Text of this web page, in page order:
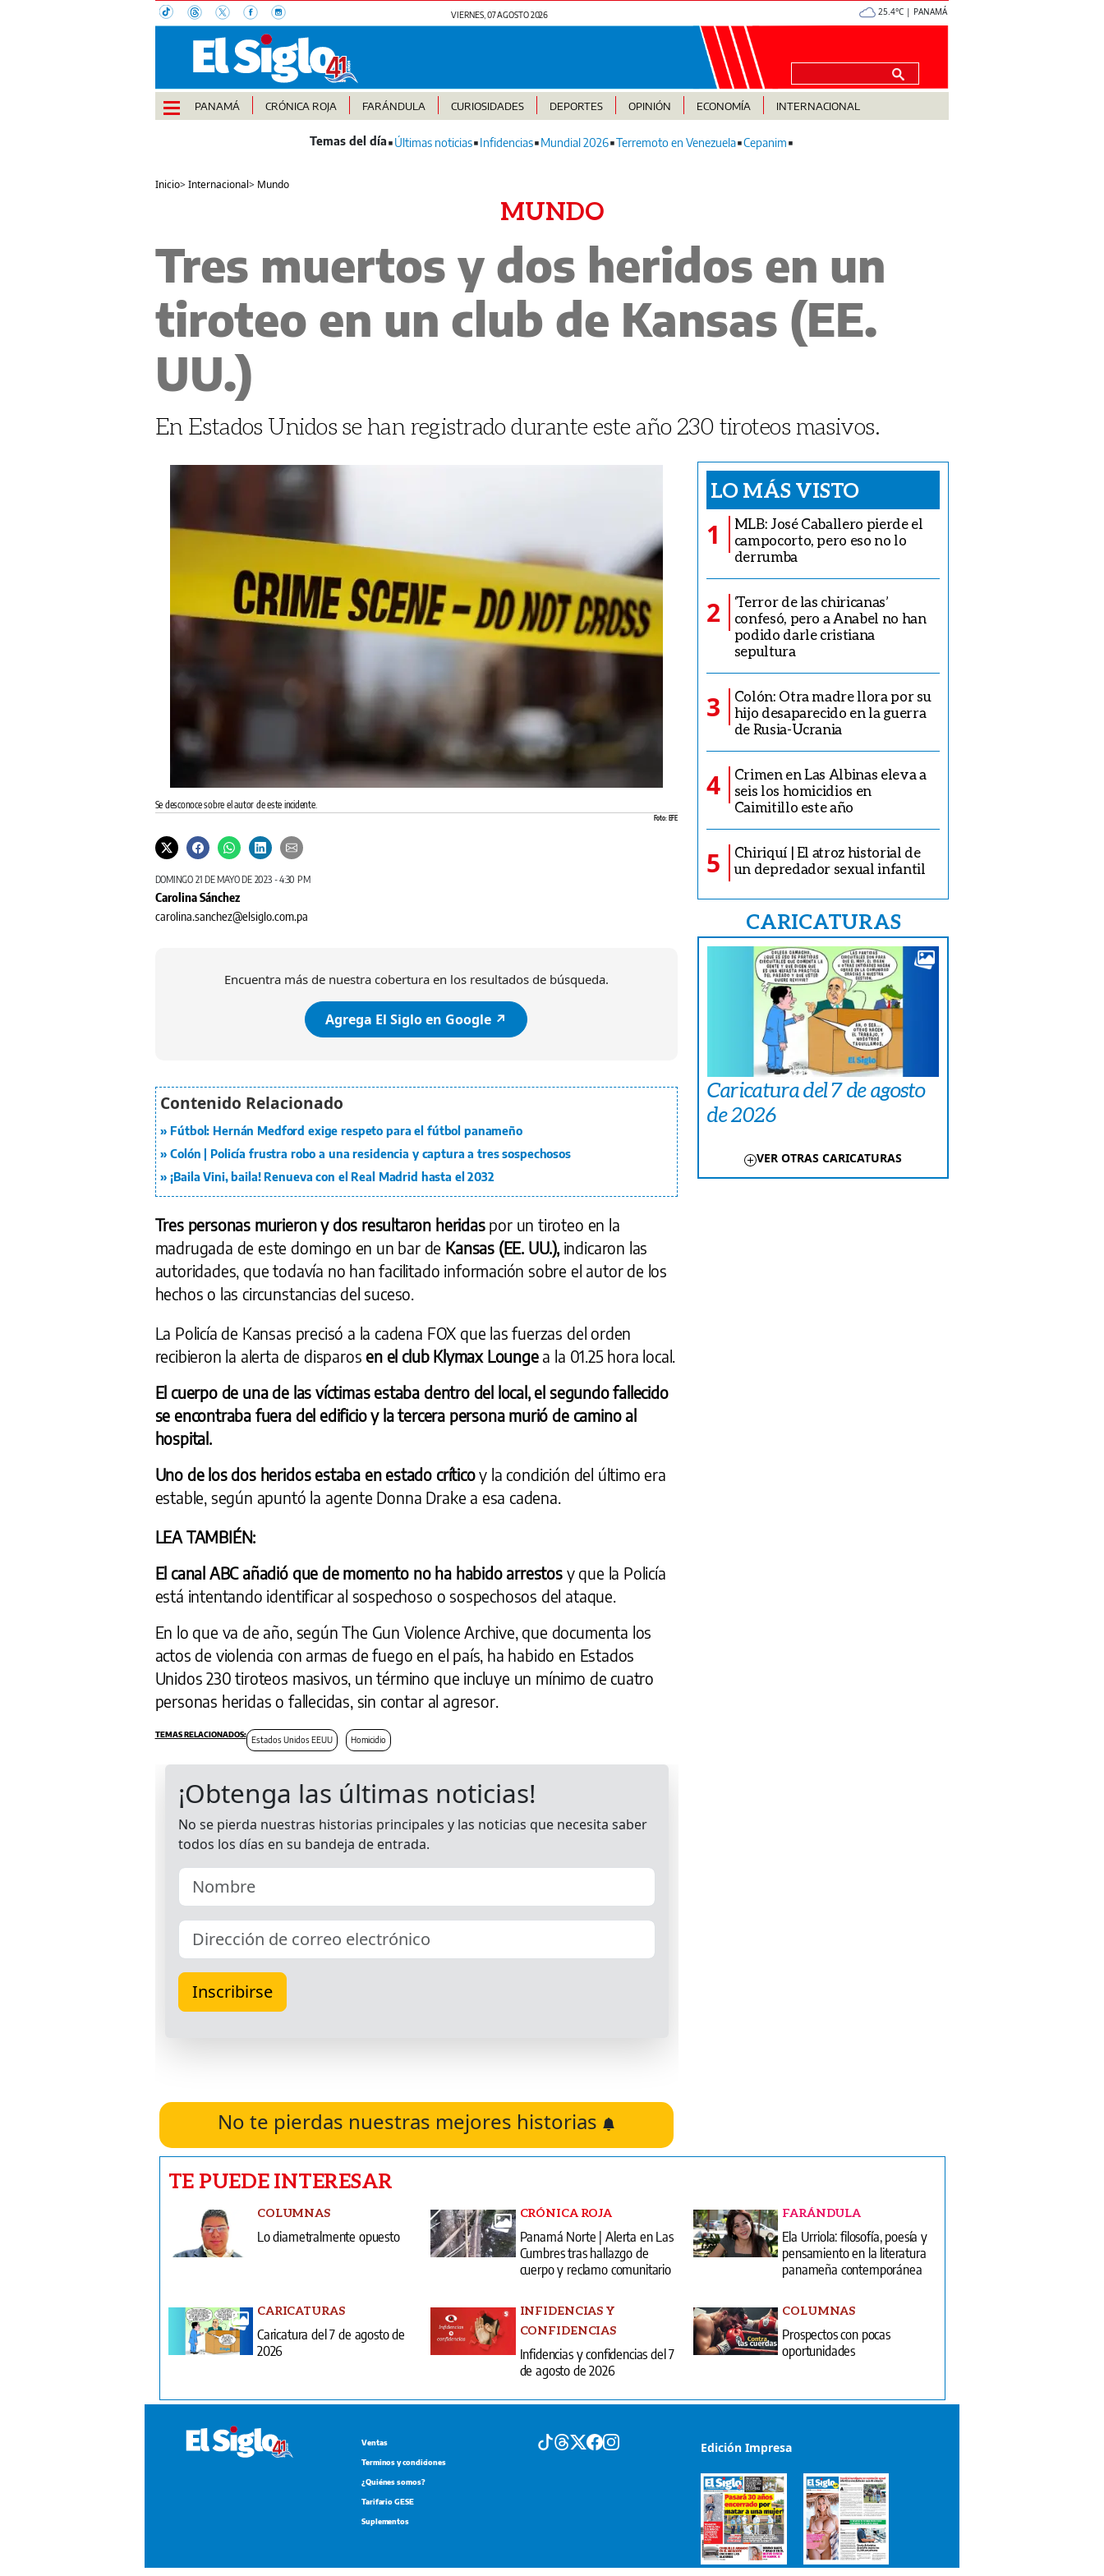
VIERNES, 07 AGOSTO 2026 25.4°C | PANAMÁ
PANAMÁ CRÓNICA ROJA FARÁNDULA CURIOSIDADES DEPORTES OPINIÓN ECONOMÍA INTERNACIONAL
Últimas noticias Infidencias Mundial 2026 Terremoto en Venezuela Cepanim
Inicio>Internacional> Mundo
MUNDO
Tres muertos y dos heridos en un
tiroteo en un club de Kansas (EE.
UU.)
En Estados Unidos se han registrado durante este año 230 tiroteos masivos.
Se desconoce sobre el autor de este incidente.
Foto: EFE
DOMINGO 21 DE MAYO DE 2023 - 4:30 PM
Carolina Sánchez
carolina.sanchez@elsiglo.com.pa
Encuentra más de nuestra cobertura en los resultados de búsqueda.
Agrega El Siglo en Google ↗️
Fútbol: Hernán Medford exige respeto para el fútbol panameño
Colón | Policía frustra robo a una residencia y captura a tres sospechosos
¡Baila Vini, baila! Renueva con el Real Madrid hasta el 2032
Tres personas murieron y dos resultaron heridas por un tiroteo en la
madrugada de este domingo en un bar de Kansas (EE. UU.), indicaron las
autoridades, que todavía no han facilitado información sobre el autor de los
hechos o las circunstancias del suceso.
La Policía de Kansas precisó a la cadena FOX que las fuerzas del orden
recibieron la alerta de disparos en el club Klymax Lounge a la 01.25 hora local.
El cuerpo de una de las víctimas estaba dentro del local, el segundo fallecido
se encontraba fuera del edificio y la tercera persona murió de camino al
hospital.
Uno de los dos heridos estaba en estado críticoy la condición del último era
estable, según apuntó la agente Donna Drake a esa cadena.
LEA TAMBIÉN:
El canal ABC añadió que de momento no ha habido arrestos y que la Policía
está intentando identificar al sospechoso o sospechosos del ataque.
En lo que va de año, según The Gun Violence Archive, que documenta los
actos de violencia con armas de fuego en el país, ha habido en Estados
Unidos 230 tiroteos masivos, un término que incluye un mínimo de cuatro
personas heridas o fallecidas, sin contar al agresor.
Estados Unidos EEUU Homicidio
No te pierdas nuestras mejores historias
LO MÁS VISTO
1
MLB: José Caballero pierde el
campocorto, pero eso no lo
derrumba
2
‘Terror de las chiricanas’
confesó, pero a Anabel no han
podido darle cristiana
sepultura
3
Colón: Otra madre llora por su
hijo desaparecido en la guerra
de Rusia-Ucrania
4
Crimen en Las Albinas eleva a
seis los homicidios en
Caimitillo este año
5
Chiriquí | El atroz historial de
un depredador sexual infantil
CARICATURAS
Caricatura del 7 de agosto
de 2026
VER OTRAS CARICATURAS
TE PUEDE INTERESAR
COLUMNAS
Lo diametralmente opuesto
CRÓNICA ROJA
Panamá Norte | Alerta en Las
Cumbres tras hallazgo de
cuerpo y reclamo comunitario
FARÁNDULA
Ela Urriola: filosofía, poesía y
pensamiento en la literatura
panameña contemporánea
CARICATURAS
Caricatura del 7 de agosto de
2026
INFIDENCIAS Y
CONFIDENCIAS
Infidencias y confidencias del 7
de agosto de 2026
COLUMNAS
Prospectos con pocas
oportunidades
Ventas
Terminos y condiciones
¿Quiénes somos?
Tarifario GESE
Suplementos
Edición Impresa